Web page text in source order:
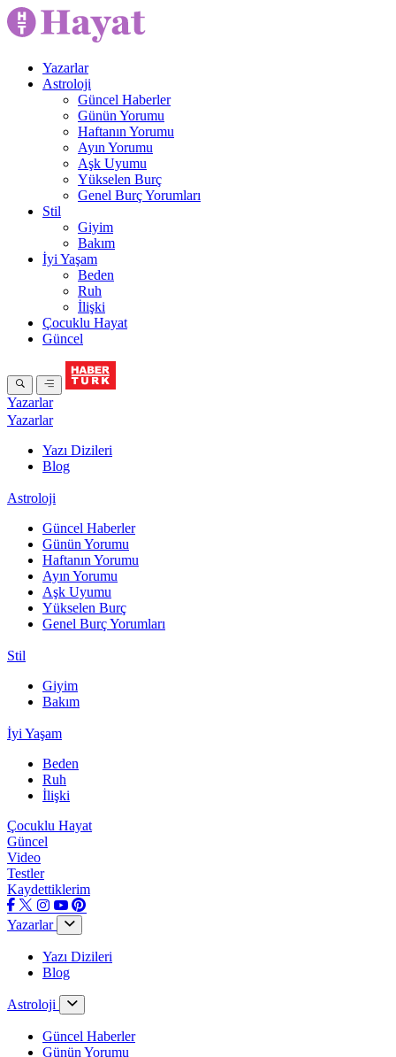
Yazarlar
Astroloji
Güncel Haberler
Günün Yorumu
Haftanın Yorumu
Ayın Yorumu
Aşk Uyumu
Yükselen Burç
Genel Burç Yorumları
Stil
Giyim
Bakım
İyi Yaşam
Beden
Ruh
İlişki
Çocuklu Hayat
Güncel
Yazarlar
Yazarlar
Yazı Dizileri
Blog
Astroloji
Güncel Haberler
Günün Yorumu
Haftanın Yorumu
Ayın Yorumu
Aşk Uyumu
Yükselen Burç
Genel Burç Yorumları
Stil
Giyim
Bakım
İyi Yaşam
Beden
Ruh
İlişki
Çocuklu Hayat
Güncel
Video
Testler
Kaydettiklerim
Yazarlar
Yazı Dizileri
Blog
Astroloji
Güncel Haberler
Günün Yorumu